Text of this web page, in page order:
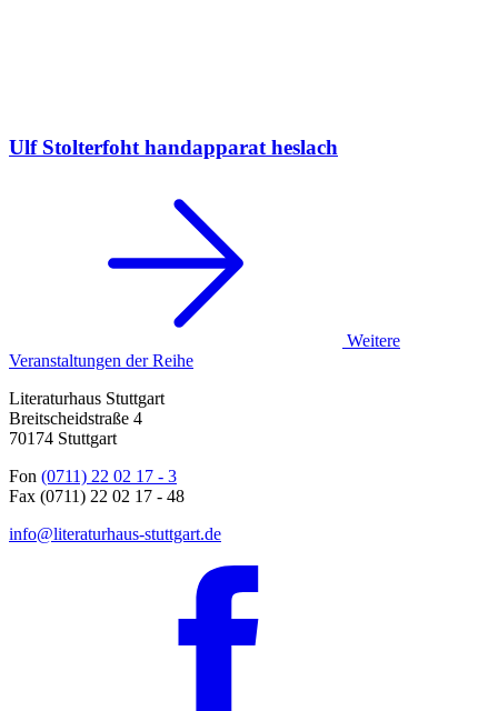
Ulf Stolterfoht handapparat heslach
Weitere
Veranstaltungen der Reihe
Literaturhaus Stuttgart
Breitscheidstraße 4
70174 Stuttgart
Fon (0711) 22 02 17 - 3
Fax (0711) 22 02 17 - 48
info@literaturhaus-stuttgart.de